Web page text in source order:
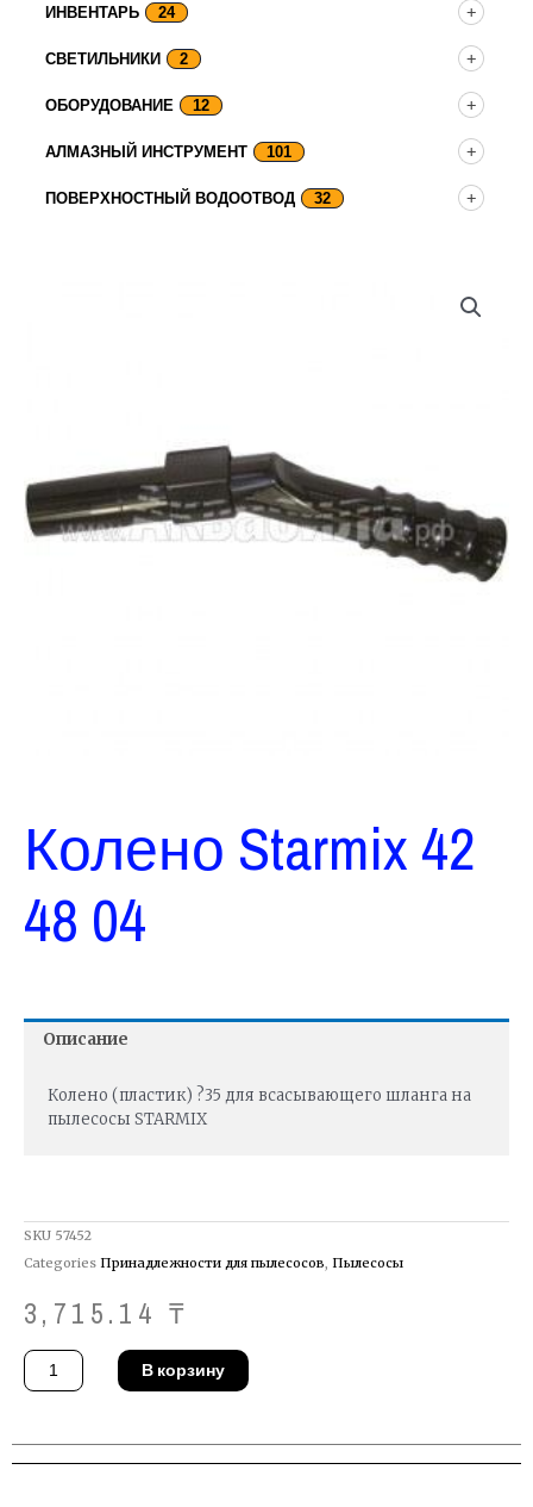
ИНВЕНТАРЬ 24
СВЕТИЛЬНИКИ 2
ОБОРУДОВАНИЕ 12
АЛМАЗНЫЙ ИНСТРУМЕНТ 101
ПОВЕРХНОСТНЫЙ ВОДООТВОД 32
Колено Starmix 42
48 04
Описание
Колено (пластик) ?35 для всасывающего шланга на
пылесосы STARMIX
SKU 57452
Categories Принадлежности для пылесосов, Пылесосы
3,715.14 ₸
Количество
товара
Колено
04
В корзину